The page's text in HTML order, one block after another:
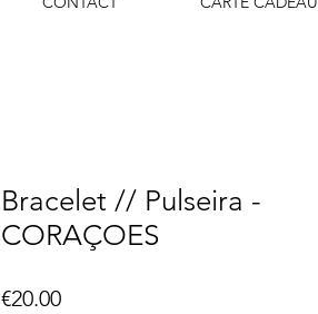
Bracelet // Pulseira -
CORAÇOES
€20.00Price